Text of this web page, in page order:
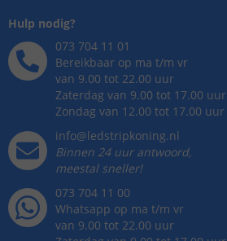
Hulp nodig?
073 704 11 01
Bereikbaar op ma t/m vr
van 9.00 tot 22.00 uur
Zaterdag van 9.00 tot 17.00 uur
Zondag van 12.00 tot 17.00 uur
info@ledstripkoning.nl
Binnen 24 uur antwoord,
meestal sneller!
073 704 11 00
Whatsapp op ma t/m vr
van 9.00 tot 22.00 uur